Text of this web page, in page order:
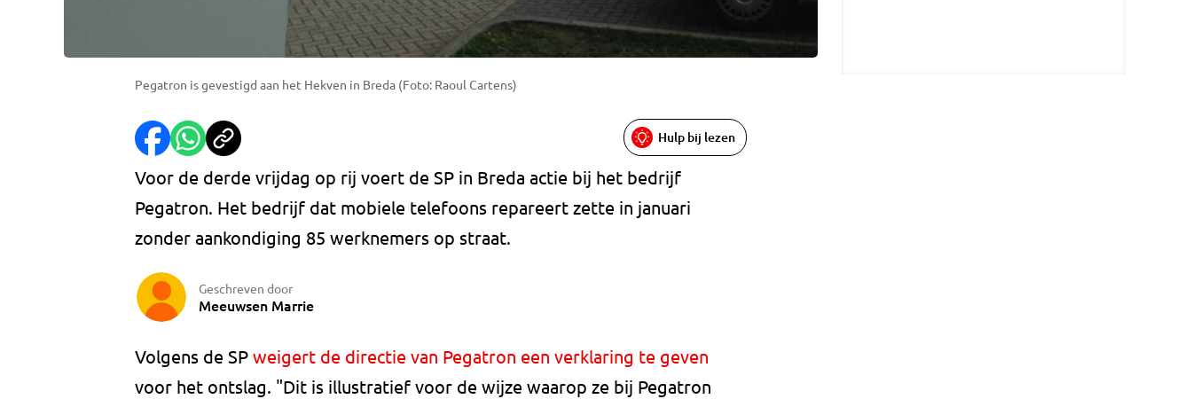
Pegatron is gevestigd aan het Hekven in Breda (Foto: Raoul Cartens)
Hulp bij lezen
Voor de derde vrijdag op rij voert de SP in Breda actie bij het bedrijf
Pegatron. Het bedrijf dat mobiele telefoons repareert zette in januari
zonder aankondiging 85 werknemers op straat.
Geschreven door
Meeuwsen Marrie
Volgens de SP weigert de directie van Pegatron een verklaring te geven
voor het ontslag. "Dit is illustratief voor de wijze waarop ze bij Pegatron